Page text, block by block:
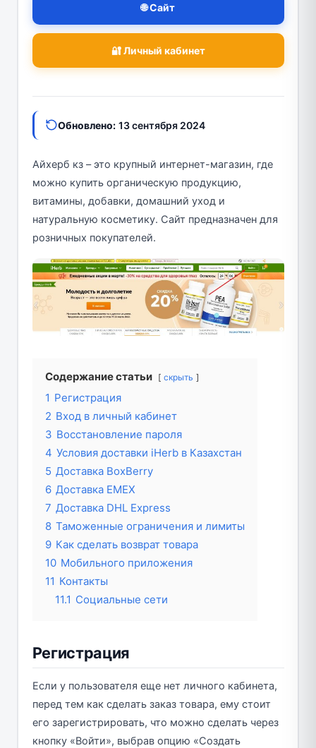
🌐 Сайт
🔐 Личный кабинет
Обновлено: 13 сентября 2024
Айхерб кз – это крупный интернет-магазин, где
можно купить органическую продукцию,
витамины, добавки, домашний уход и
натуральную косметику. Сайт предназначен для
розничных покупателей.
Содержание статьи скрыть
1 Регистрация
2 Вход в личный кабинет
3 Восстановление пароля
4 Условия доставки iHerb в Казахстан
5 Доставка BoxBerry
6 Доставка EMEX
7 Доставка DHL Express
8 Таможенные ограничения и лимиты
9 Как сделать возврат товара
10 Мобильного приложения
11 Контакты
11.1 Социальные сети
Регистрация
Если у пользователя еще нет личного кабинета,
перед тем как сделать заказ товара, ему стоит
его зарегистрировать, что можно сделать через
кнопку «Войти», выбрав опцию «Создать